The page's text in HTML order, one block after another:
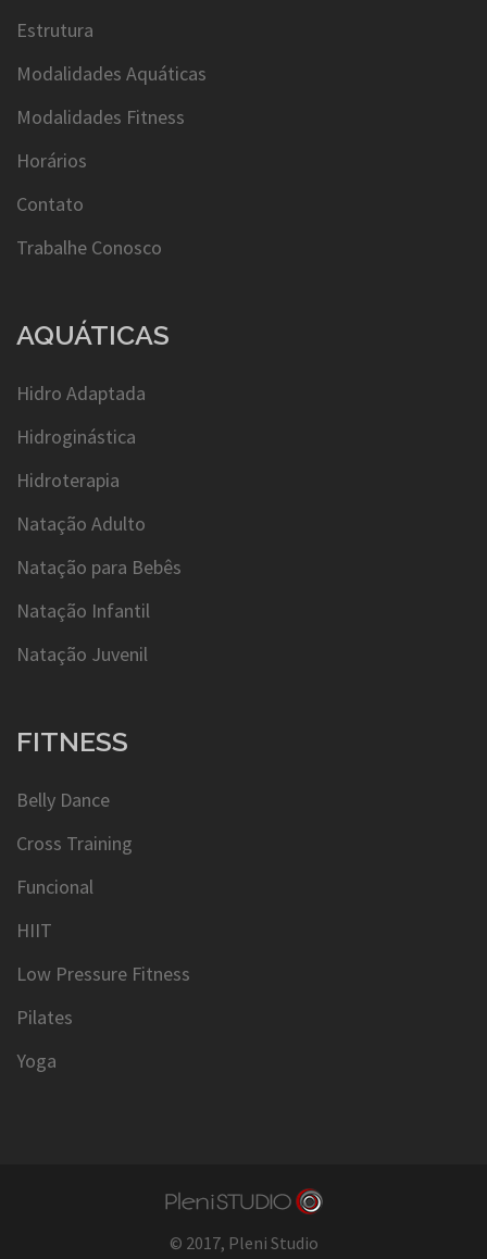
Estrutura
Modalidades Aquáticas
Modalidades Fitness
Horários
Contato
Trabalhe Conosco
AQUÁTICAS
Hidro Adaptada
Hidroginástica
Hidroterapia
Natação Adulto
Natação para Bebês
Natação Infantil
Natação Juvenil
FITNESS
Belly Dance
Cross Training
Funcional
HIIT
Low Pressure Fitness
Pilates
Yoga
© 2017, Pleni Studio